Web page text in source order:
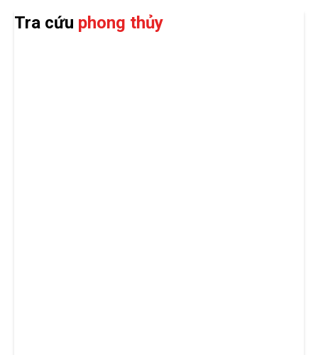
Tra cứu phong thủy